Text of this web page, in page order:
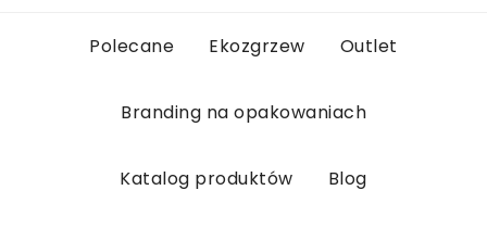
Polecane Ekozgrzew Outlet
Branding na opakowaniach
Katalog produktów Blog
Anuluj Zaloguj się